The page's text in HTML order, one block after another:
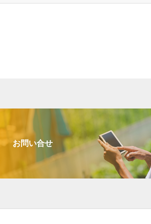
お問い合せ